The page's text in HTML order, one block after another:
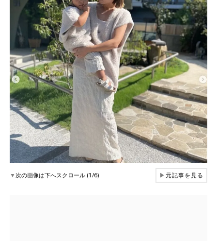
▼次の画像は下へスクロール (1/6) ▶元記事を見る